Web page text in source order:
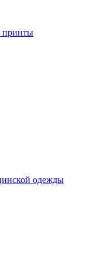
принты
одежды